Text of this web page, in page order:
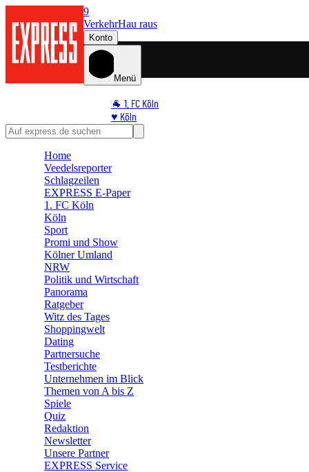
9
VerkehrHau raus
Konto
Menü
🐐 1. FC Köln
♥️ Köln
⭐ Promi
🛒 Shoppingwelt
Home
Veedelsreporter
Schlagzeilen
EXPRESS E-Paper
1. FC Köln
Köln
Sport
Promi und Show
Kölner Umland
NRW
Politik und Wirtschaft
Panorama
Ratgeber
Witz des Tages
Shoppingwelt
Dating
Partnersuche
Testberichte
Unternehmen im Blick
Themen von A bis Z
Spiele
Quiz
Redaktion
Newsletter
Unsere Partner
EXPRESS Service